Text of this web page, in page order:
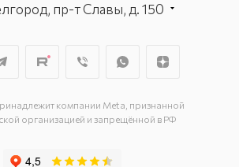
пр-т Славы, д. 150
пр-т Богдана
ул. Донская, д. 85
компании Meta, признанной
организацией и запрещённой в РФ